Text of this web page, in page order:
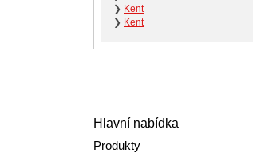
❯ Kent
❯ Kent
Hlavní nabídka
Produkty